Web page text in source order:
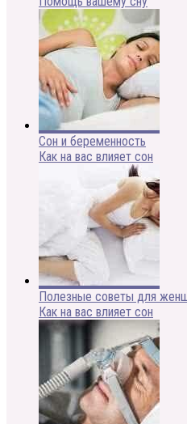
Сон и беременность
Как на вас влияет сон
Полезные советы для
Как на вас влияет сон